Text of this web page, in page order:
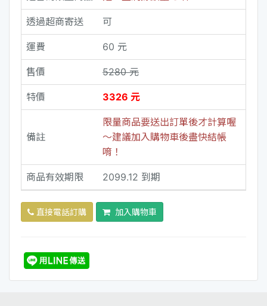
透過超商寄送 可
運費 60 元
售價 5280 元
特價 3326 元
備註
限量商品要送出訂單後才計算喔
～建議加入購物車後盡快結帳
唷！
商品有效期限 2099.12 到期
直接電話訂購 加入購物車